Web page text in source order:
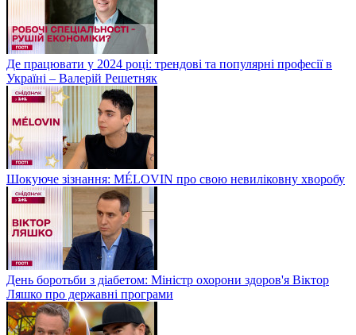
Де працювати у 2024 році: трендові та популярні професії в
Україні – Валерій Решетняк
Шокуюче зізнання: MÉLOVIN про свою невиліковну хворобу
День боротьби з діабетом: Міністр охорони здоров'я Віктор
Ляшко про державні програми